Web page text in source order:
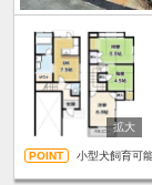
小型犬飼育可